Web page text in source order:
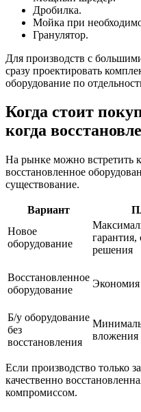
Дробилка.
Мойка при
Гранулятор.
Для производств с
сразу проектировать
оборудование по
Когда стоит
когда
На рынке можно встретить
восстановленное
существование.
Вариант
Новое
оборудование
решения
Восстановленное
оборудование
Б/у оборудование
без
восстановления
вложения
Если производство только
качественно
компромиссом.